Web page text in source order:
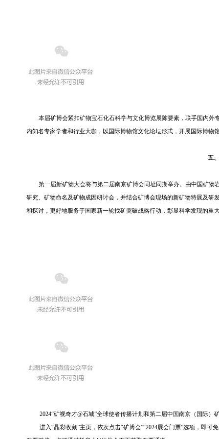
本届矿博会紧扣矿物宝石化石科学与文化博览展陈要素，联手国内外
内知名专家学者和行业大咖，以国际博物馆文化论坛形式，开展国际博物
五
第一届新矿物大会将与第二届南京矿博会同址同期举办。由中国矿
研究、矿物命名及矿物成因研讨会，并结合矿博会现场的新矿物特展及
和探讨，更好地服务于国家新一轮找矿突破战略行动，彰显科学发现的重
2024“矿视奇才@石城”全球使者传播计划和第二届中国南京（国际）
进入“晶彩收藏”主页，依次点击“矿博会”“2024展会门票”选项，即